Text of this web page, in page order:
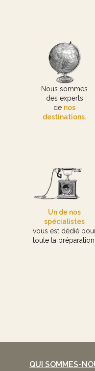
Nous sommes
des experts
de nos
destinations.
Un de nos
spécialistes
vous est dédié
toute la préparation.
QUI SOMMES-